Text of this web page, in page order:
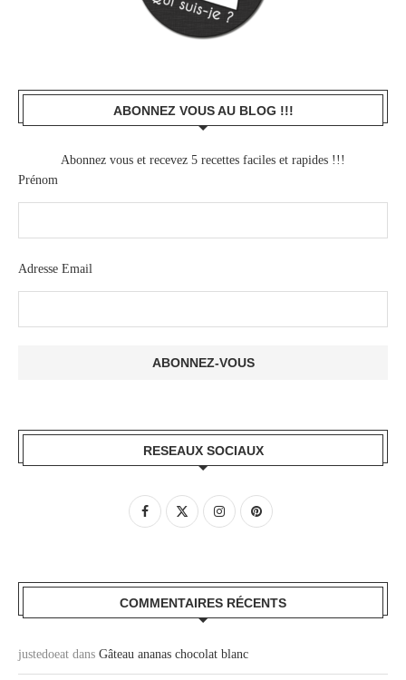
ABONNEZ VOUS AU BLOG !!!
Abonnez vous et recevez 5 recettes faciles et rapides !!!
Prénom
Adresse Email
RESEAUX SOCIAUX
COMMENTAIRES RÉCENTS
justedoeat dans Gâteau ananas chocolat blanc